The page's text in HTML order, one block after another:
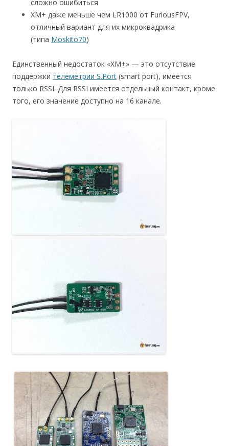
сложно ошибиться
XM+ даже меньше чем LR1000 от FuriousFPV,
отличный вариант для их микроквадрика
(типа Moskito70)
Единственный недостаток «XM+» — это отсутствие
поддержки телеметрии S.Port (smart port), имеется
только RSSI. Для RSSI имеется отдельный контакт, кроме
того, его значение доступно на 16 канале.